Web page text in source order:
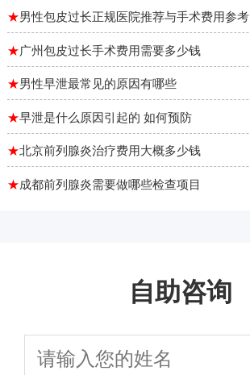
★男性包皮过长正规医院推荐与手术费用参考
★广州包皮过长手术费用需要多少钱
★男性早泄最常见的原因有哪些
★早泄是什么原因引起的 如何预防
★北京前列腺炎治疗费用大概多少钱
★成都前列腺炎需要做哪些检查项目
自助咨询